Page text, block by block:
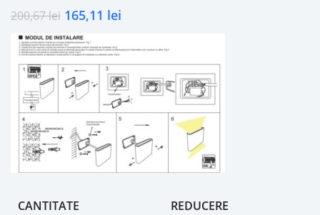
200,67lei 165,11 lei
CANTITATE REDUCERE